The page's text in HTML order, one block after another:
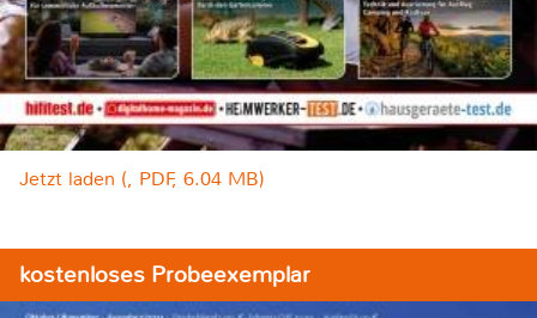
Jetzt laden (, PDF, 6.04 MB)
kostenloses Probeexemplar